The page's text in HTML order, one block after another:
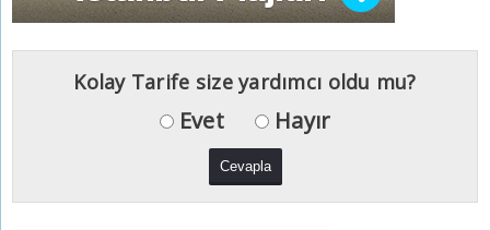
Kolay Tarife size yardımcı oldu mu?
Evet Hayır